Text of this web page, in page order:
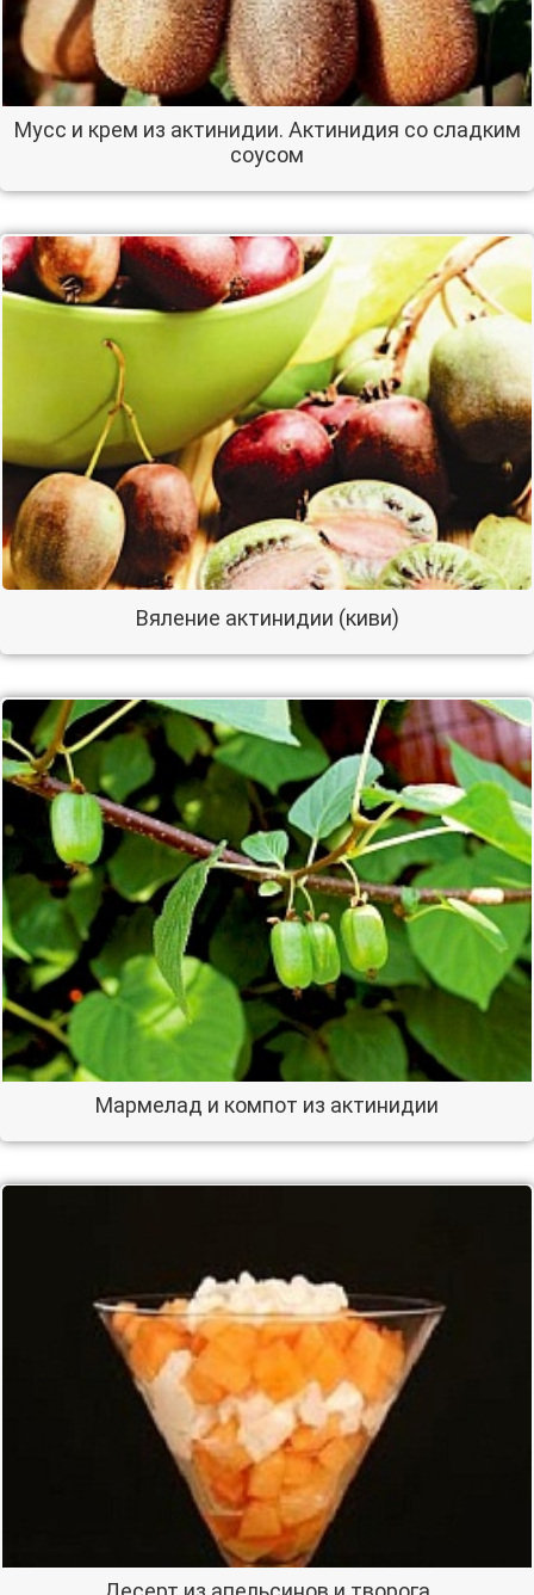
Мусс и крем из актинидии. Актинидия со сладким
соусом
Вяление актинидии (киви)
Мармелад и компот из актинидии